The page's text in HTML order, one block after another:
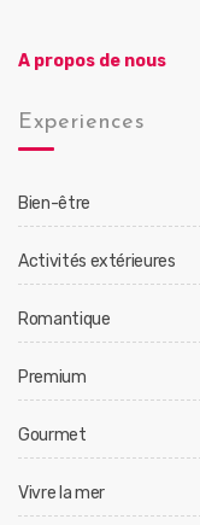
A propos de nous
Experiences
Bien-être
Activités extérieures
Romantique
Premium
Gourmet
Vivre la mer